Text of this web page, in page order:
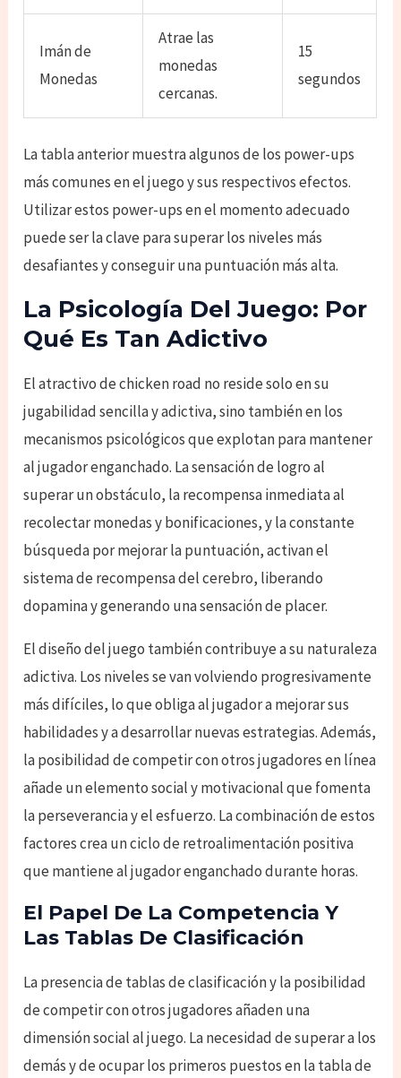
Imán de
Monedas
Atrae las
monedas
cercanas.
15
segundos
La tabla anterior muestra algunos de los power-ups
más comunes en el juego y sus respectivos efectos.
Utilizar estos power-ups en el momento adecuado
puede ser la clave para superar los niveles más
desafiantes y conseguir una puntuación más alta.
La Psicología Del Juego: Por
Qué Es Tan Adictivo
El atractivo de chicken road no reside solo en su
jugabilidad sencilla y adictiva, sino también en los
mecanismos psicológicos que explotan para mantener
al jugador enganchado. La sensación de logro al
superar un obstáculo, la recompensa inmediata al
recolectar monedas y bonificaciones, y la constante
búsqueda por mejorar la puntuación, activan el
sistema de recompensa del cerebro, liberando
dopamina y generando una sensación de placer.
El diseño del juego también contribuye a su naturaleza
adictiva. Los niveles se van volviendo progresivamente
más difíciles, lo que obliga al jugador a mejorar sus
habilidades y a desarrollar nuevas estrategias. Además,
la posibilidad de competir con otros jugadores en línea
añade un elemento social y motivacional que fomenta
la perseverancia y el esfuerzo. La combinación de estos
factores crea un ciclo de retroalimentación positiva
que mantiene al jugador enganchado durante horas.
El Papel De La Competencia Y
Las Tablas De Clasificación
La presencia de tablas de clasificación y la posibilidad
de competir con otros jugadores añaden una
dimensión social al juego. La necesidad de superar a los
demás y de ocupar los primeros puestos en la tabla de